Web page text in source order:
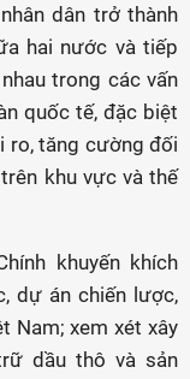
dân trở thành
hai nước và tiếp
trong các vấn
quốc tế, đặc biệt
ro, tăng cường đối
khu vực và thế
khuyến khích
dự án chiến lược,
Nam; xem xét xây
dầu thô và sản